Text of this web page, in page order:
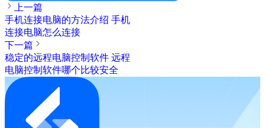
上一篇
手机连接电脑的方法介绍 手机
连接电脑怎么连接
下一篇
稳定的远程电脑控制软件 远程
电脑控制软件哪个比较安全